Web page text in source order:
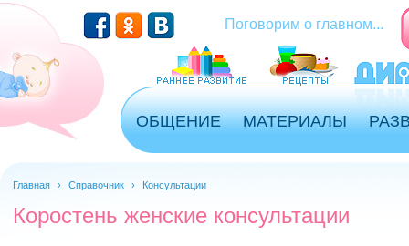
Перейти к основному содержанию
Поговорим о главном...
ОБЩЕНИЕ МАТЕРИАЛЫ
Главная › Справочник › Консультации
Коростень женские консультации